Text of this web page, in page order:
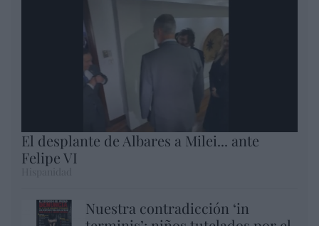
El desplante de Albares a Milei... ante
Felipe VI
Nuestra contradicción ‘in